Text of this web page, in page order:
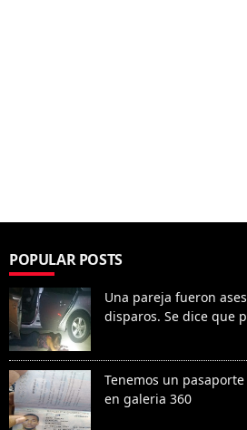
POPULAR POSTS
Una pareja fueron
disparos. Se dice que
Tenemos un
en galeria 360